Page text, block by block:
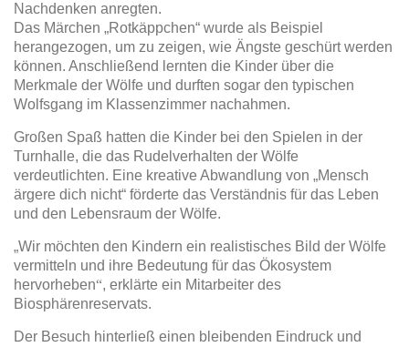
Nachdenken anregten.
Das Märchen „Rotkäppchen“ wurde als Beispiel
herangezogen, um zu zeigen, wie Ängste geschürt werden
können. Anschließend lernten die Kinder über die
Merkmale der Wölfe und durften sogar den typischen
Wolfsgang im Klassenzimmer nachahmen.
Großen Spaß hatten die Kinder bei den Spielen in der
Turnhalle, die das Rudelverhalten der Wölfe
verdeutlichten. Eine kreative Abwandlung von „Mensch
ärgere dich nicht“ förderte das Verständnis für das Leben
und den Lebensraum der Wölfe.
„Wir möchten den Kindern ein realistisches Bild der Wö lfe
vermitteln und ihre Bedeutung für das Ökosystem
hervorheben“, erklärte ein Mitarbeiter des
Biosphärenreservats.
Der Besuch hinterließ einen bleibenden Eindruck und